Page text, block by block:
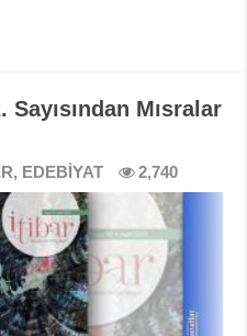
Mısralar
, EDEBİYAT 2,740